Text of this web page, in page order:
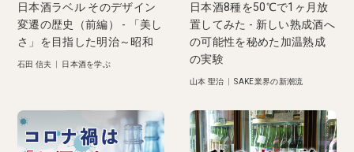
日本酒ラベル そのデザイン
変遷の歴史（前編） - 「美し
さ」を目指した明治～昭和
石田 信夫 日本酒を学ぶ
日本酒8種を50℃で1ヶ月放
置してみた - 新しい熟成酒へ
の可能性を秘めた加温熟成
の実験
山本 聖治 |SAKE業界の新潮流